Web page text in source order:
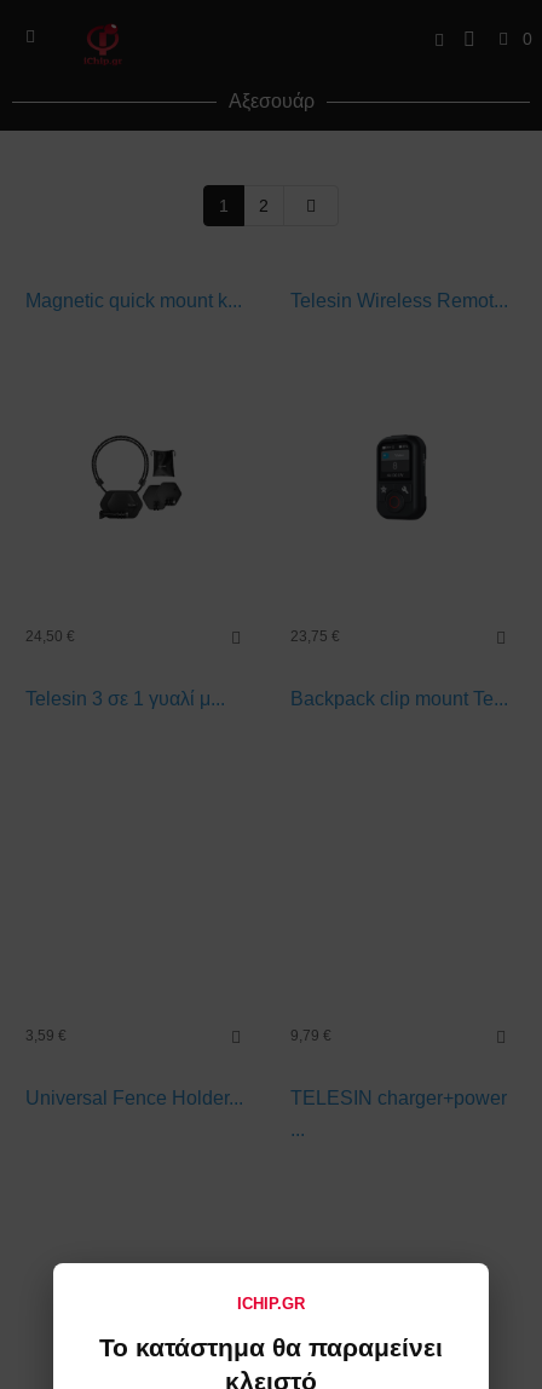
0
Αξεσουάρ
1 2
Magnetic quick mount k...
24,50 €
Telesin Wireless Remot...
23,75 €
Telesin 3 σε 1 γυαλί μ...
3,59 €
Backpack clip mount Te...
9,79 €
Universal Fence Holder...
TELESIN charger+power
...
ICHIP.GR
Το κατάστημα θα παραμείνει
κλειστό